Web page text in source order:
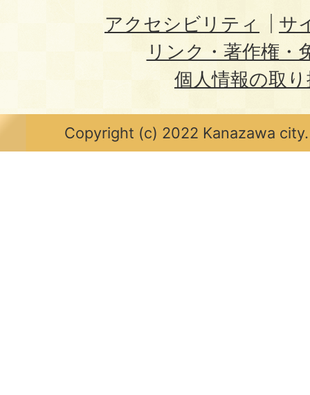
アクセシビリティ
サ
リンク・著作権・
個人情報の取
Copyright (c) 2022 Kanazawa